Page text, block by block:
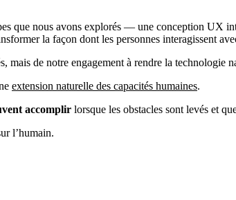
que nous avons explorés — une conception UX
la façon dont les personnes interagissent
de notre engagement à rendre la technologie
extension naturelle des capacités humaines.
accomplir lorsque les obstacles sont levés et
l’humain.